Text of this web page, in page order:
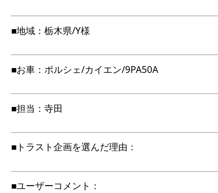
■地域：栃木県/Y様
■お車：ポルシェ/カイエン/9PA50A
■担当：寺田
■トラスト企画を選んだ理由：
■ユーザーコメント：